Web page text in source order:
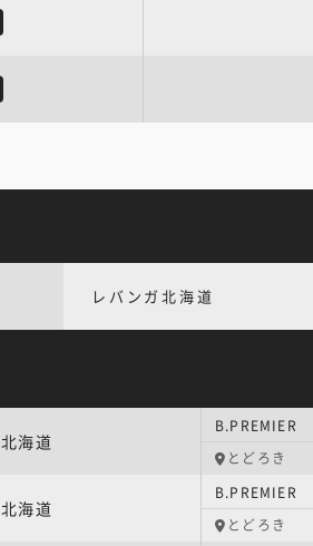
レバンガ北海道
北海道
B.PREMIER
とどろき
北海道
B.PREMIER
とどろき